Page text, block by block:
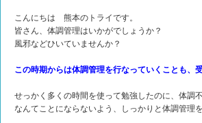
こんにちは 熊本のトライです。
皆さん、体調管理はいかがでしょうか？
風邪などひいていませんか？
この時期からは体調管理を行なっていくことも、
せっかく多くの時間を使って勉強したのに、体調
なんてことにならないよう、しっかりと体調管理